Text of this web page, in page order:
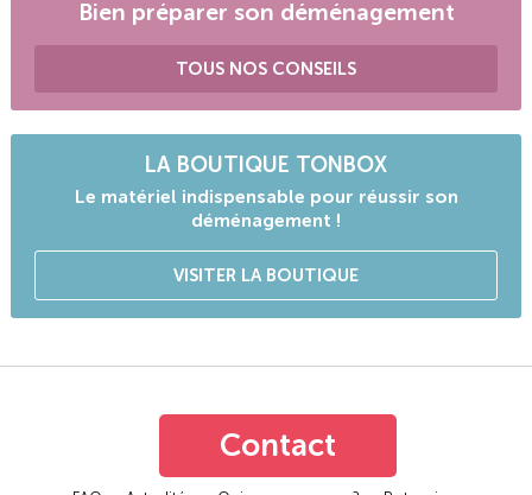
Bien préparer son déménagement
TOUS NOS CONSEILS
LA BOUTIQUE TONBOX
Le matériel indispensable pour réussir son
déménagement !
VISITER LA BOUTIQUE
Contact